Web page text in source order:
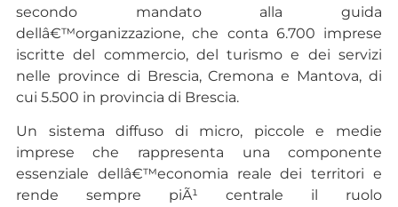
secondo mandato alla guida
dellâ€™organizzazione, che conta 6.700 imprese
iscritte del commercio, del turismo e dei servizi
nelle province di Brescia, Cremona e Mantova, di
cui 5.500 in provincia di Brescia.
Un sistema diffuso di micro, piccole e medie
imprese che rappresenta una componente
essenziale dellâ€™economia reale dei territori e
rende sempre piÃ¹ centrale il ruolo